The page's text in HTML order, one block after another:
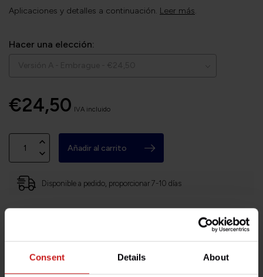
Consent Details About
Aplicaciones y detalles a continuación. Leer más.
Hacer una elección:
€24,50 IVA incluido
Añadir al carrito
Disponible a pedido, proporcionar 7-10 días